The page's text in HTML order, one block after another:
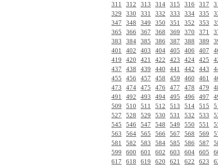
311
312 313 314 315 316 317
329
330 331 332 333 334 335
347
348 349 350 351 352 353
365
366 367 368 369 370 371
383
384 385 386 387 388 389
401
402 403 404 405 406 407
419
420 421 422 423 424 425
437
438 439 440 441 442 443
455
456 457 458 459 460 461
473
474 475 476 477 478 479
491
492 493 494 495 496 497
509
510 511 512 513 514 515
527
528 529 530 531 532 533
545
546 547 548 549 550 551
563
564 565 566 567 568 569
581
582 583 584 585 586 587
599
600 601 602 603 604 605
617
618 619 620 621 622 623